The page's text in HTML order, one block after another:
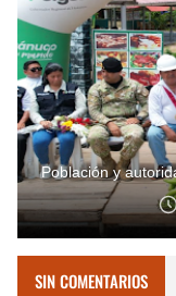
Población y
SIN COMENTARIOS